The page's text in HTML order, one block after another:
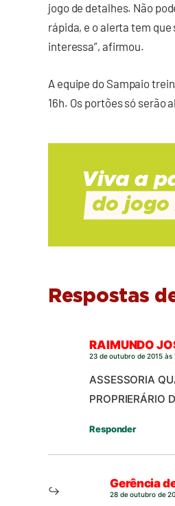
jogo de detalhes. Não
rápida, e o alerta tem
interessa”, afirmou.
A equipe do Sampaio
16h. Os portões só serão
Respostas
RAIMUNDO
23 de outubro de 2015 às
ASSESSORIA
PROPRIERÁRIO
Responder
Gerência
28 de outubro de